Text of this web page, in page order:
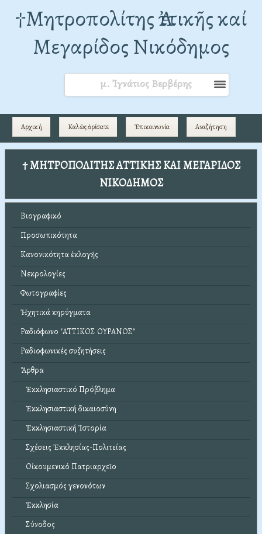
†Mητροπολίτης Ἀττικῆς καί
Μεγαρίδος Νικόδημος
μ. Ἰγνάτιος Βερβέρης
Αρχική Καλῶς ὁρίσατε Ἐπικοινωνία Αναζήτηση
† ΜΗΤΡΟΠΟΛΙΤΗΣ ΑΤΤΙΚΗΣ ΚΑΙ ΜΕΓΑΡΙΔΟΣ
ΝΙΚΟΔΗΜΟΣ
Βιογραφικό
Προσωπικότητα
Κανονικότητα ἐκλογῆς
Νεκρολογίες
Φωτογραφίες
Ἠχητικά κηρύγματα
Ραδιόφωνο "ΑΤΤΙΚΟΣ ΟΥΡΑΝΟΣ"
Ραδιοφωνικές συζητήσεις
Ἄρθρα
Ἐκκλησιαστικό Πρόβλημα
Ἐκκλησιαστική δικαιοσύνη
Ἐκκλησιαστική Ἱστορία
Σχέσεις Ἐκκλησίας-Πολιτείας
Οἰκουμενικό Πατριαρχεῖο
Σχολιασμός γενονότων
Ἐκκλησία
Σύνοδος